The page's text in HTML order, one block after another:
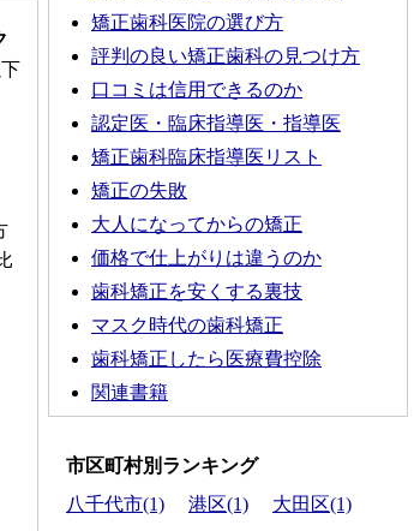
矯正歯科医院の選び方
評判の良い矯正歯科の見つけ方
口コミは信用できるのか
認定医・臨床指導医・指導医
矯正歯科臨床指導医リスト
矯正の失敗
大人になってからの矯正
価格で仕上がりは違うのか
歯科矯正を安くする裏技
マスク時代の歯科矯正
歯科矯正したら医療費控除
関連書籍
市区町村別ランキング
八千代市(1)
港区(1)
大田区(1)